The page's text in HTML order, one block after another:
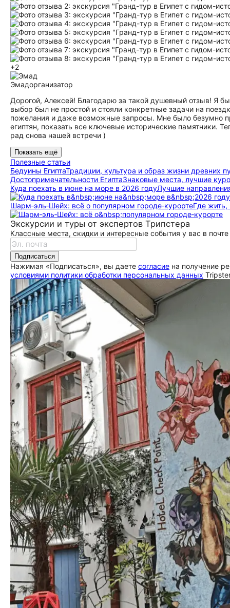
+2
Эмадорганизатор
Дорогой, Алексей! Благодарю за такой душевный отзыв! Я
выбор был не простой и стояли конкретные задачи на
пожелания и даже возможные запросы. Мне было безумно
египтян, показать все ключевые исторические памятники.
рад снова нашей встречи )
Показать ещё
Полезные статьи
Бедуины ЕгиптаТрадиции, культура и образ жизни древних
До­сто­при­ме­ча­тель­но­сти ЕгиптаЗнаковые места, лучшие
Куда поехать в июне на море в 2026 годуЛучшие
Шарм‑эль‑Шейх: всё о популярном городе‑курортеГде жить,
Экскурсии и туры от экспертов Трипстера
Классные места, скидки и интересные события у вас в почте
Подписаться
Нажимая «Подписаться», вы даете согласие на получение
условиями политики обработки персональных данных